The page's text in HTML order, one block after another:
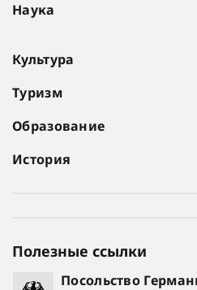
Наука
Культура
Туризм
Образование
История
Полезные ссылки
Посольство